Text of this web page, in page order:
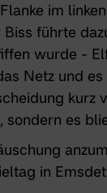
im
führte
wurde -
Netz und es
kurz
es
in